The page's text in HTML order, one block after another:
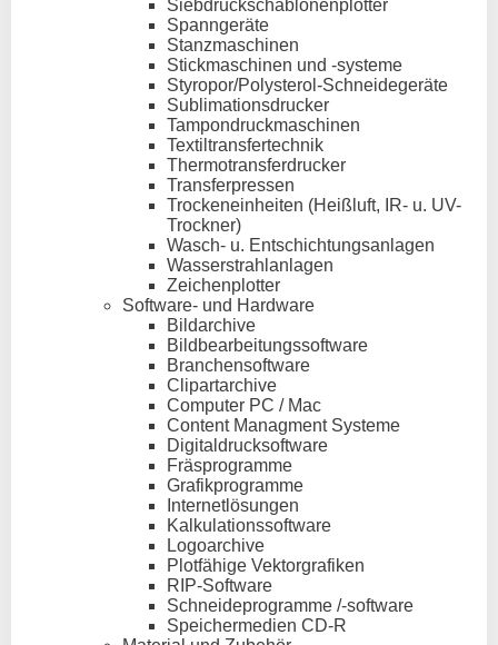
Siebdruckschablonenplotter
Spanngeräte
Stanzmaschinen
Stickmaschinen und -systeme
Styropor/Polysterol-Schneidegeräte
Sublimationsdrucker
Tampondruckmaschinen
Textiltransfertechnik
Thermotransferdrucker
Transferpressen
Trockeneinheiten (Heißluft, IR- u. UV-
Trockner)
Wasch- u. Entschichtungsanlagen
Wasserstrahlanlagen
Zeichenplotter
Software- und Hardware
Bildarchive
Bildbearbeitungssoftware
Branchensoftware
Clipartarchive
Computer PC / Mac
Content Managment Systeme
Digitaldrucksoftware
Fräsprogramme
Grafikprogramme
Internetlösungen
Kalkulationssoftware
Logoarchive
Plotfähige Vektorgrafiken
RIP-Software
Schneideprogramme /-software
Speichermedien CD-R